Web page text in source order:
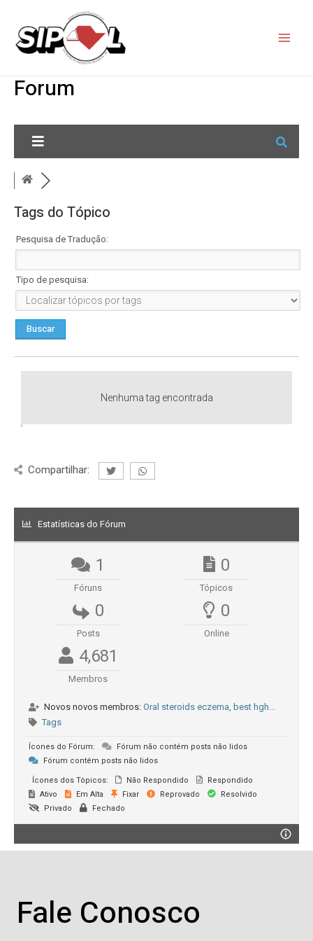
Forum
Tags do Tópico
Pesquisa de Tradução:
Tipo de pesquisa:
Nenhuma tag encontrada
Compartilhar:
Estatísticas do Fórum
1
Fóruns
0
Tópicos
0
Posts
0
Online
4,681
Membros
Novos novos membros: Oral steroids eczema, best hgh...
Tags
Ícones do Fórum:
Fórum não contém posts não lidos
Fórum contém posts não lidos
Ícones dos Tópicos: Não Respondido
Respondido
Ativo
Em Alta Fixar Reprovado
Resolvido
Privado
Fechado
Fale Conosco